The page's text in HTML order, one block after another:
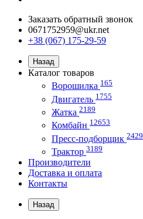
Заказать обратный звонок
0671752959@ukr.net
+38 (067) 175-29-59
Назад
Каталог товаров
Ворошилка 165
Двигатель 1755
Жатка 2189
Комбайн 12653
Пресс-подборщик 2429
Трактор 3189
Производители
Доставка и оплата
Контакты
Назад